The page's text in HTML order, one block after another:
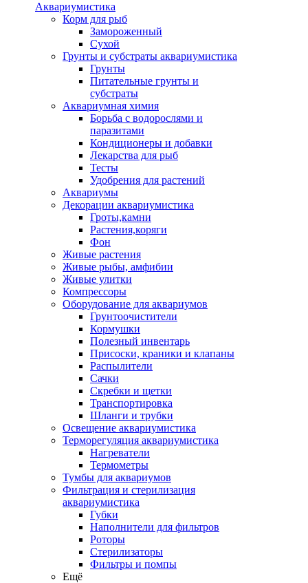
Аквариумистика
Корм для рыб
Замороженный
Сухой
Грунты и субстраты аквариумистика
Грунты
Питательные грунты и
субстраты
Аквариумная химия
Борьба с водорослями и
паразитами
Кондиционеры и добавки
Лекарства для рыб
Тесты
Удобрения для растений
Аквариумы
Декорации аквариумистика
Гроты,камни
Растения,коряги
Фон
Живые растения
Живые рыбы, амфибии
Живые улитки
Компрессоры
Оборудование для аквариумов
Грунтоочистители
Кормушки
Полезный инвентарь
Присоски, краники и клапаны
Распылители
Сачки
Скребки и щетки
Транспортировка
Шланги и трубки
Освещение аквариумистика
Терморегуляция аквариумистика
Нагреватели
Термометры
Тумбы для аквариумов
Фильтрация и стерилизация
аквариумистика
Губки
Наполнители для фильтров
Роторы
Стерилизаторы
Фильтры и помпы
Ещё